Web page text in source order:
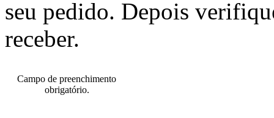
seu pedido. Depois
receber.
Campo de preenchimento
obrigatório.